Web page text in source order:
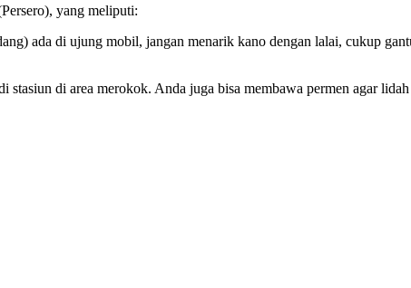
yang meliputi:
ada di ujung mobil, jangan menarik kano dengan lalai, cukup
di area merokok. Anda juga bisa membawa permen agar lidah